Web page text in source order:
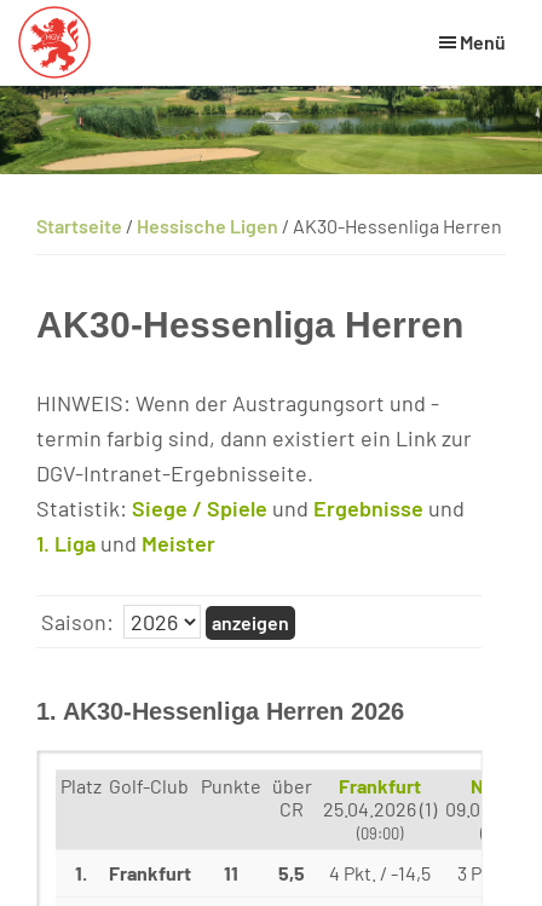
Skip
to
main
content
Zur
Hauptsidebar
springen
Zur
Fußzeile
springen
Hessischer
Golfverband
HGV
Website
Menü
Startseite / Hessische Ligen / AK30-Hessenliga Herren
AK30-Hessenliga Herren
HINWEIS: Wenn der Austragungsort und -
termin farbig sind, dann existiert ein Link zur
DGV-Intranet-Ergebnisseite.
Statistik: Siege / Spiele und Ergebnisse und
1. Liga und Meister
Saison:
1. AK30-Hessenliga Herren 2026
Platz Golf-Club Punkte über
CR
Frankfurt
25.04.2026 (1)
(09:00)
Neuhof
09.05.2026
(09:00)
1. Frankfurt 11 5,5 4 Pkt. / -14,5 3 Pkt. /